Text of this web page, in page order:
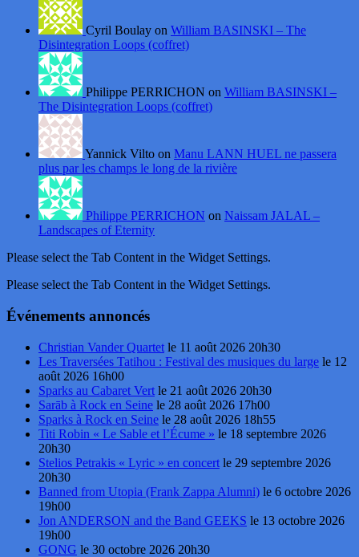
Cyril Boulay on William BASINSKI – The
Disintegration Loops (coffret)
Philippe PERRICHON on William BASINSKI –
The Disintegration Loops (coffret)
Yannick Vilto on Manu LANN HUEL ne passera
plus par les champs le long de la rivière
Philippe PERRICHON on Naissam JALAL –
Landscapes of Eternity
Please select the Tab Content in the Widget Settings.
Please select the Tab Content in the Widget Settings.
Événements annoncés
Christian Vander Quartet le 11 août 2026 20h30
Les Traversées Tatihou : Festival des musiques du large le 12
août 2026 16h00
Sparks au Cabaret Vert le 21 août 2026 20h30
Sarāb à Rock en Seine le 28 août 2026 17h00
Sparks à Rock en Seine le 28 août 2026 18h55
Titi Robin « Le Sable et l’Écume » le 18 septembre 2026
20h30
Stelios Petrakis « Lyric » en concert le 29 septembre 2026
20h30
Banned from Utopia (Frank Zappa Alumni) le 6 octobre 2026
19h00
Jon ANDERSON and the Band GEEKS le 13 octobre 2026
19h00
GONG le 30 octobre 2026 20h30